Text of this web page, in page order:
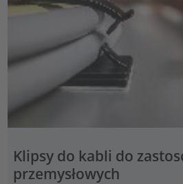
Klipsy do kabli do
przemysłowych